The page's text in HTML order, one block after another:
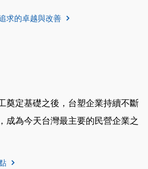
求的卓越與改善
奠定基礎之後，台塑企業持續不斷
成為今天台灣最主要的民營企業之